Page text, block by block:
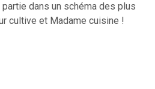
dans un schéma des plus
cultive et Madame cuisine !